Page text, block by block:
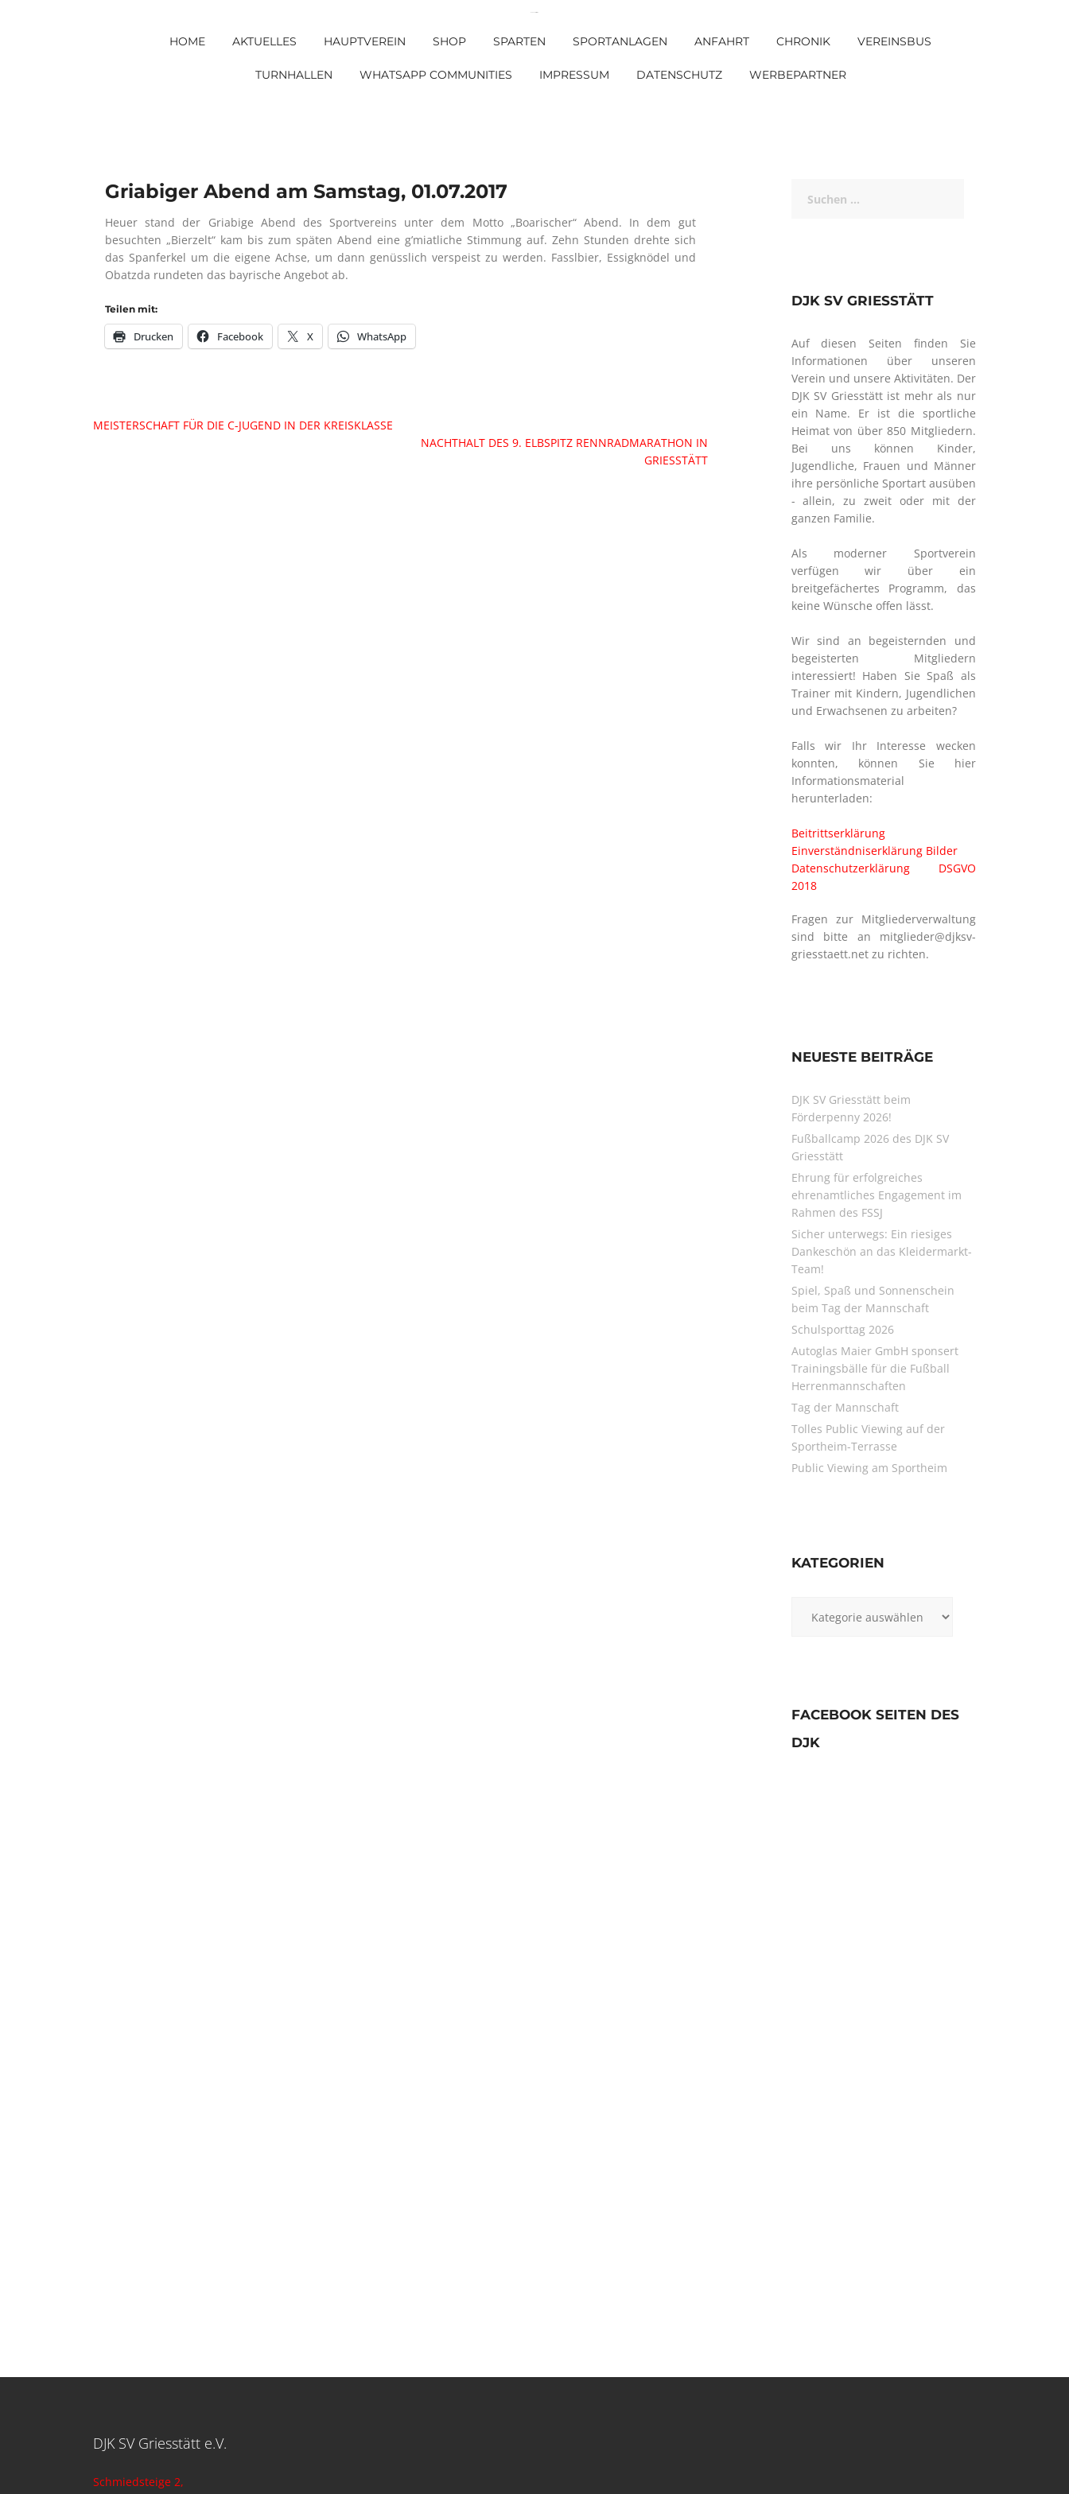
HOME AKTUELLES HAUPTVEREIN SHOP SPARTEN SPORTANLAGEN ANFAHRT CHRONIK VEREINSBUS
TURNHALLEN WHATSAPP COMMUNITIES IMPRESSUM DATENSCHUTZ WERBEPARTNER
Griabiger Abend am Samstag, 01.07.2017
Heuer stand der Griabige Abend des Sportvereins unter dem Motto „Boarischer“ Abend. In dem gut
besuchten „Bierzelt“ kam bis zum späten Abend eine g’miatliche Stimmung auf. Zehn Stunden drehte sich
das Spanferkel um die eigene Achse, um dann genüsslich verspeist zu werden. Fasslbier, Essigknödel und
Obatzda rundeten das bayrische Angebot ab.
Teilen mit:
Drucken Facebook X WhatsApp
Beitragsnavigation
MEISTERSCHAFT FÜR DIE C-JUGEND IN DER KREISKLASSE
NACHTHALT DES 9. ELBSPITZ RENNRADMARATHON IN
GRIESSTÄTT
nach:
DJK SV GRIESSTÄTT
Auf diesen Seiten finden Sie
Informationen über unseren
Verein und unsere Aktivitäten. Der
DJK SV Griesstätt ist mehr als nur
ein Name. Er ist die sportliche
Heimat von über 850 Mitgliedern.
Bei uns können Kinder,
Jugendliche, Frauen und Männer
ihre persönliche Sportart ausüben
- allein, zu zweit oder mit der
ganzen Familie.
Als moderner Sportverein
verfügen wir über ein
breitgefächertes Programm, das
keine Wünsche offen lässt.
Wir sind an begeisternden und
begeisterten Mitgliedern
interessiert! Haben Sie Spaß als
Trainer mit Kindern, Jugendlichen
und Erwachsenen zu arbeiten?
Falls wir Ihr Interesse wecken
konnten, können Sie hier
Informationsmaterial
herunterladen:
Beitrittserklärung
Einverständniserklärung Bilder
Datenschutzerklärung DSGVO
2018
Fragen zur Mitgliederverwaltung
sind bitte an mitglieder@djksv-
griesstaett.net zu richten.
NEUESTE BEITRÄGE
DJK SV Griesstätt beim
Förderpenny 2026!
Fußballcamp 2026 des DJK SV
Griesstätt
Ehrung für erfolgreiches
ehrenamtliches Engagement im
Rahmen des FSSJ
Sicher unterwegs: Ein riesiges
Dankeschön an das Kleidermarkt-
Team!
Spiel, Spaß und Sonnenschein
beim Tag der Mannschaft
Schulsporttag 2026
Autoglas Maier GmbH sponsert
Trainingsbälle für die Fußball
Herrenmannschaften
Tag der Mannschaft
Tolles Public Viewing auf der
Sportheim-Terrasse
Public Viewing am Sportheim
KATEGORIEN
FACEBOOK SEITEN DES
DJK
DJK SV Griesstätt e.V.
Schmiedsteige 2,